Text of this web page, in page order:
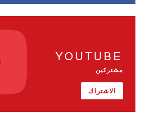
YOUTUBE
مشتركين
الاشتراك